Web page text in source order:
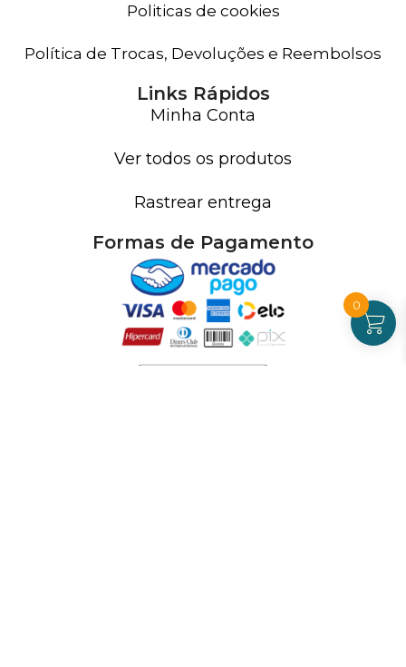
Politicas de cookies
Política de Trocas, Devoluções e Reembolsos
Links Rápidos
Minha Conta
Ver todos os produtos
Rastrear entrega
Formas de Pagamento
0